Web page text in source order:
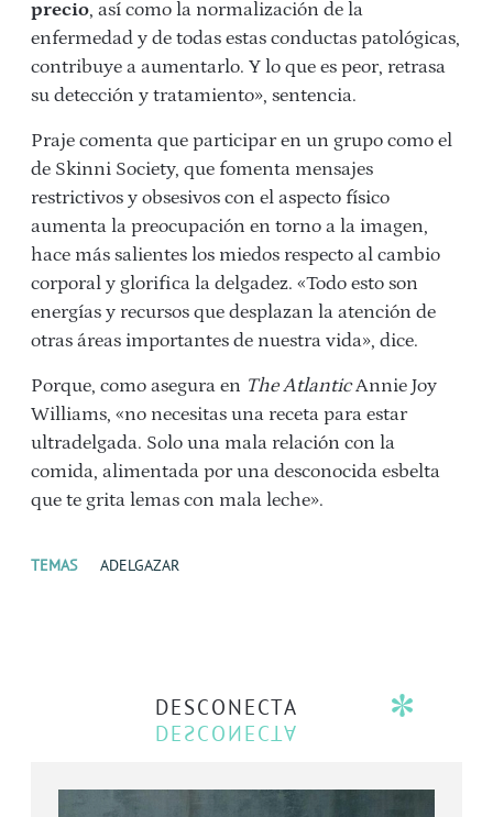
precio, así como la normalización de la
enfermedad y de todas estas conductas patológicas,
contribuye a aumentarlo. Y lo que es peor, retrasa
su detección y tratamiento», sentencia.
Praje comenta que participar en un grupo como el
de Skinni Society, que fomenta mensajes
restrictivos y obsesivos con el aspecto físico
aumenta la preocupación en torno a la imagen,
hace más salientes los miedos respecto al cambio
corporal y glorifica la delgadez. «Todo esto son
energías y recursos que desplazan la atención de
otras áreas importantes de nuestra vida», dice.
Porque, como asegura en The AtlanticAnnie Joy
Williams, «no necesitas una receta para estar
ultradelgada. Solo una mala relación con la
comida, alimentada por una desconocida esbelta
que te grita lemas con mala leche».
TEMAS ADELGAZAR
DESCONECTA